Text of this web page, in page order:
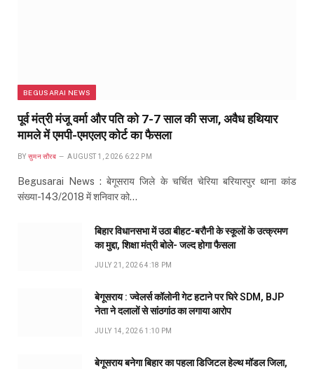
BEGUSARAI NEWS
पूर्व मंत्री मंजू वर्मा और पति को 7-7 साल की सजा, अवैध हथियार
मामले में एमपी-एमएलए कोर्ट का फैसला
BY सुमन सौरब AUGUST 1, 2026 6:22 PM
Begusarai News : बेगूसराय जिले के चर्चित चेरिया बरियारपुर थाना कांड
संख्या-143/2018 में शनिवार को…
बिहार विधानसभा में उठा बीहट-बरौनी के स्कूलों के उत्क्रमण
का मुद्दा, शिक्षा मंत्री बोले- जल्द होगा फैसला
JULY 21, 2026 4:18 PM
बेगूसराय : ज्वेलर्स कॉलोनी गेट हटाने पर घिरे SDM, BJP
नेता ने दलालों से सांठगांठ का लगाया आरोप
JULY 14, 2026 1:10 PM
बेगूसराय बनेगा बिहार का पहला डिजिटल हेल्थ मॉडल जिला,